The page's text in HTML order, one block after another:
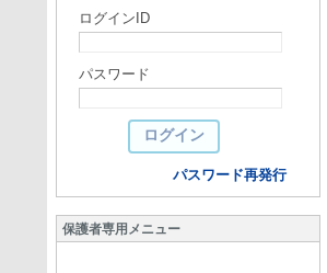
ログインID
パスワード
パスワード再発行
保護者専用メニュー